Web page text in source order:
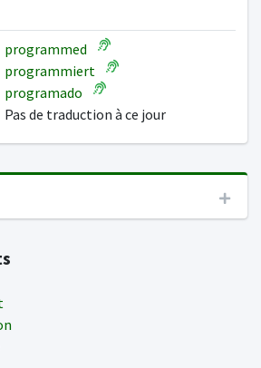
programmed
programmiert
programado
Pas de traduction à ce jour